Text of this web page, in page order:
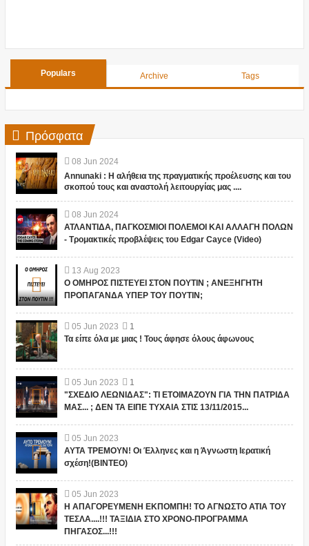
Populars Archive Tags
Πρόσφατα
08 Jun 2024
Annunaki : Η αλήθεια της πραγματικής προέλευσης και του
σκοπού τους και αναστολή λειτουργίας μας ....
08 Jun 2024
ΑΤΛΑΝΤΙΔΑ, ΠΑΓΚΟΣΜΙΟΙ ΠΟΛΕΜΟΙ ΚΑΙ ΑΛΛΑΓΗ ΠΟΛΩΝ
- Τρομακτικές προβλέψεις του Edgar Cayce (Video)
13 Aug 2023
Ο ΟΜΗΡΟΣ ΠΙΣΤΕΥΕΙ ΣΤΟΝ ΠΟΥΤΙΝ ; ΑΝΕΞΗΓΗΤΗ
ΠΡΟΠΑΓΑΝΔΑ ΥΠΕΡ ΤΟΥ ΠΟΥΤΙΝ;
05 Jun 2023
1
Τα είπε όλα με μιας ! Τους άφησε όλους άφωνους
05 Jun 2023
1
"ΣΧΕΔΙΟ ΛΕΩΝΙΔΑΣ": ΤΙ ΕΤΟΙΜΑΖΟΥΝ ΓΙΑ ΤΗΝ ΠΑΤΡΙΔΑ
ΜΑΣ... ; ΔΕΝ ΤΑ ΕΙΠΕ ΤΥΧΑΙΑ ΣΤΙΣ 13/11/2015...
05 Jun 2023
ΑΥΤΑ ΤΡΕΜΟΥΝ! Οι Έλληνες και η Άγνωστη Ιερατική
σχέση!(ΒΙΝΤΕΟ)
05 Jun 2023
Η ΑΠΑΓΟΡΕΥΜΕΝΗ ΕΚΠΟΜΠΗ! ΤΟ ΑΓΝΩΣΤΟ ΑΤΙΑ ΤΟΥ
ΤΕΣΛΑ....!!! ΤΑΞΙΔΙΑ ΣΤΟ ΧΡΟΝΟ-ΠΡΟΓΡΑΜΜΑ
ΠΗΓΑΣΟΣ...!!!